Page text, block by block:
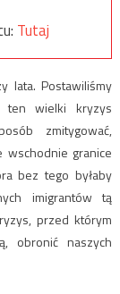
Tutaj
lata. Postawiliśmy
ten wielki kryzys
zmitygować,
wschodnie granice
bez tego byłaby
imigrantów tą
przed którym
obronić naszych